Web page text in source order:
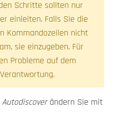
Schritte sollten nur
einleiten. Falls Sie die
Kommandozeilen nicht
sie einzugeben. Für
Probleme auf dem
Autodiscoverändern Sie mit